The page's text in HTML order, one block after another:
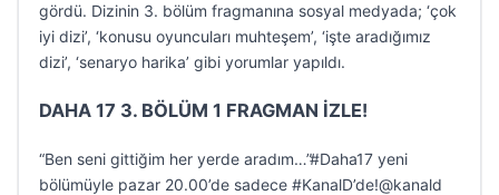
gördü. Dizinin 3. bölüm fragmanına sosyal medyada; ‘çok
iyi dizi’, ‘konusu oyuncuları muhteşem’, ‘işte aradığımız
dizi’, ‘senaryo harika’ gibi yorumlar yapıldı.
DAHA 17 3. BÖLÜM 1 FRAGMAN İZLE!
“Ben seni gittiğim her yerde aradım…”#Daha17 yeni
bölümüyle pazar 20.00’de sadece #KanalD’de!@kanald